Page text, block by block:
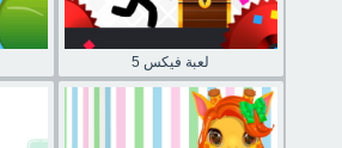
لعبة فيكس 5